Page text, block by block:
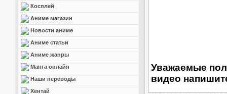
Косплей
Аниме магазин
Новости аниме
Аниме статьи
Аниме жанры
Манга онлайн
Наши переводы
Хентай
Уважаемые
видео